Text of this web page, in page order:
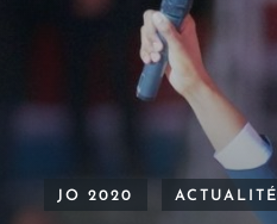
JO 2020 ACTUALITÉ